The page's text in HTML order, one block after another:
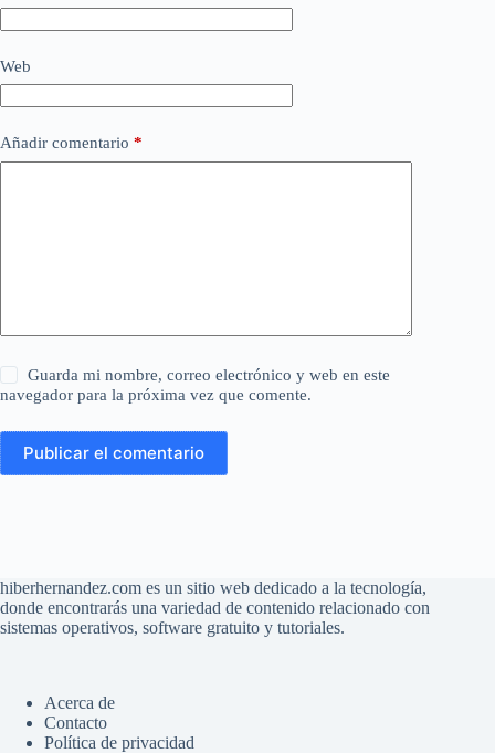
Web
Añadir comentario *
Guarda mi nombre, correo electrónico y web en este
navegador para la próxima vez que comente.
Publicar el comentario
hiberhernandez.com es un sitio web dedicado a la tecnología,
donde encontrarás una variedad de contenido relacionado con
sistemas operativos, software gratuito y tutoriales.
Acerca de
Contacto
Política de privacidad